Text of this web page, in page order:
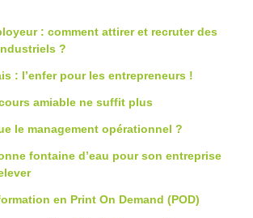
: comment attirer et recruter des
?
: l’enfer pour les entrepreneurs !
amiable ne suffit plus
le management opérationnel ?
fontaine d’eau pour son entreprise
en Print On Demand (POD)